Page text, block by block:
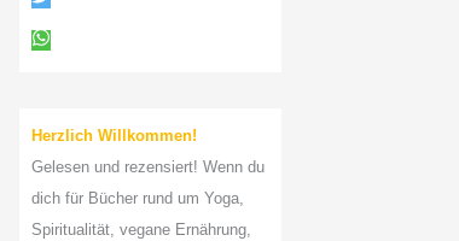
a
c
Herzlich Willkommen!
Gelesen und rezensiert! Wenn du
dich für Bücher rund um Yoga,
Spiritualität, vegane Ernährung,